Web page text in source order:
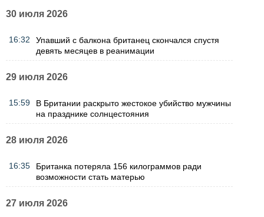
30 июля 2026
16:32
Упавший с балкона британец скончался спустя
девять месяцев в реанимации
29 июля 2026
15:59
В Британии раскрыто жестокое убийство мужчины
на празднике солнцестояния
28 июля 2026
16:35
Британка потеряла 156 килограммов ради
возможности стать матерью
27 июля 2026